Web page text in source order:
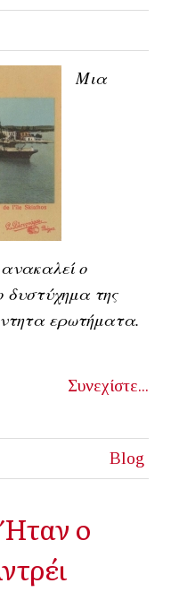
Μια
ο
δυστύχημα της
ερωτήματα.
Συνεχίστε...
Blog
ο